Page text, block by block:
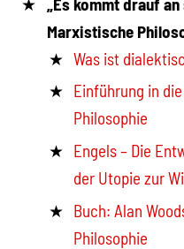
Marxistische
Was ist
Einführung in
Philosophie
Engels – Die
der Utopie zur
Buch: Alan
Philosophie